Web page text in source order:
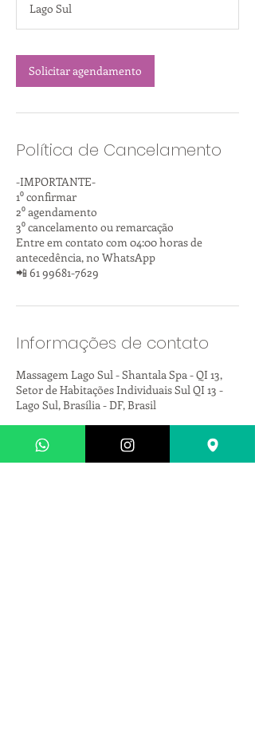
i
n
Lago Sul
Solicitar agendamento
Política de Cancelamento
-IMPORTANTE-
1⁰ confirmar
2⁰ agendamento
3⁰ cancelamento ou remarcação
Entre em contato com 04:00 horas de
antecedência, no WhatsApp
📲 61 99681-7629
Informações de contato
Massagem Lago Sul - Shantala Spa - QI 13,
Setor de Habitações Individuais Sul QI 13 -
Lago Sul, Brasília - DF, Brasil